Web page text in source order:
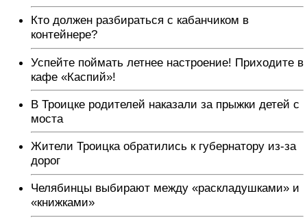
Кто должен разбираться с кабанчиком в
контейнере?
Успейте поймать летнее настроение! Приходите в
кафе «Каспий»!
В Троицке родителей наказали за прыжки детей с
моста
Жители Троицка обратились к губернатору из-за
дорог
Челябинцы выбирают между «раскладушками» и
«книжками»